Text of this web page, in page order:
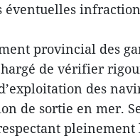
éventuelles
provincial des
de vérifier
des
de sortie en mer.
pleinement